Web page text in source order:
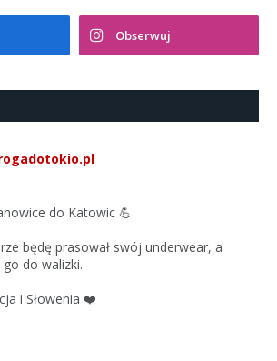
Obserwuj
do Katowic 💪
będę prasował swój underwear, a
do walizki.
i Słowenia ❤️